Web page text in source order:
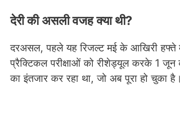
देरी की असली वजह क्या थी?
दरअसल, पहले यह रिजल्ट मई के आखिरी हफ्ते
प्रैक्टिकल परीक्षाओं को रीशेड्यूल करके 1
का इंतजार कर रहा था, जो अब पूरा हो चुका